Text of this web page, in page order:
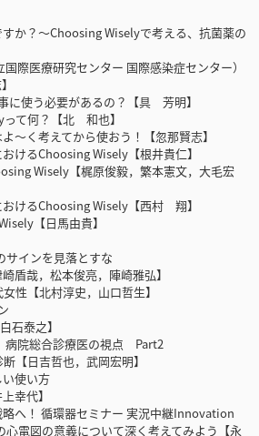
か？〜Choosing Wiselyで考える、抗菌薬の
際医療研究センター 国際感染症センター）
に使う必要があるの？【具 芳明】
って何？【北 和也】
〜く考えてから使おう！【忽那賢志】
けるChoosing Wisely【根井貴仁】
Wisely【梶原俊毅，繁本憲文，大毛宏
けるChoosing Wisely【西村 翔】
【日馬由貴】
インを見落とすな
盾哉，松本俊亮，陣崎雅弘】
性【北村淳史，山口哲生】
泰之】
病院総合診療医の視点 Part2
【日吉哲也，武岡宏明】
使い方
幸代】
へ！ 循環器セミナー 実況中継Innovation
電図の意義について深く考えてみよう【永